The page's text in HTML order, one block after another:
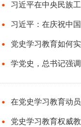
习近平在中央民族
习近平：在庆祝中
党史学习教育如何
学党史，总书记强
在党史学习教育动
党史学习教育权威